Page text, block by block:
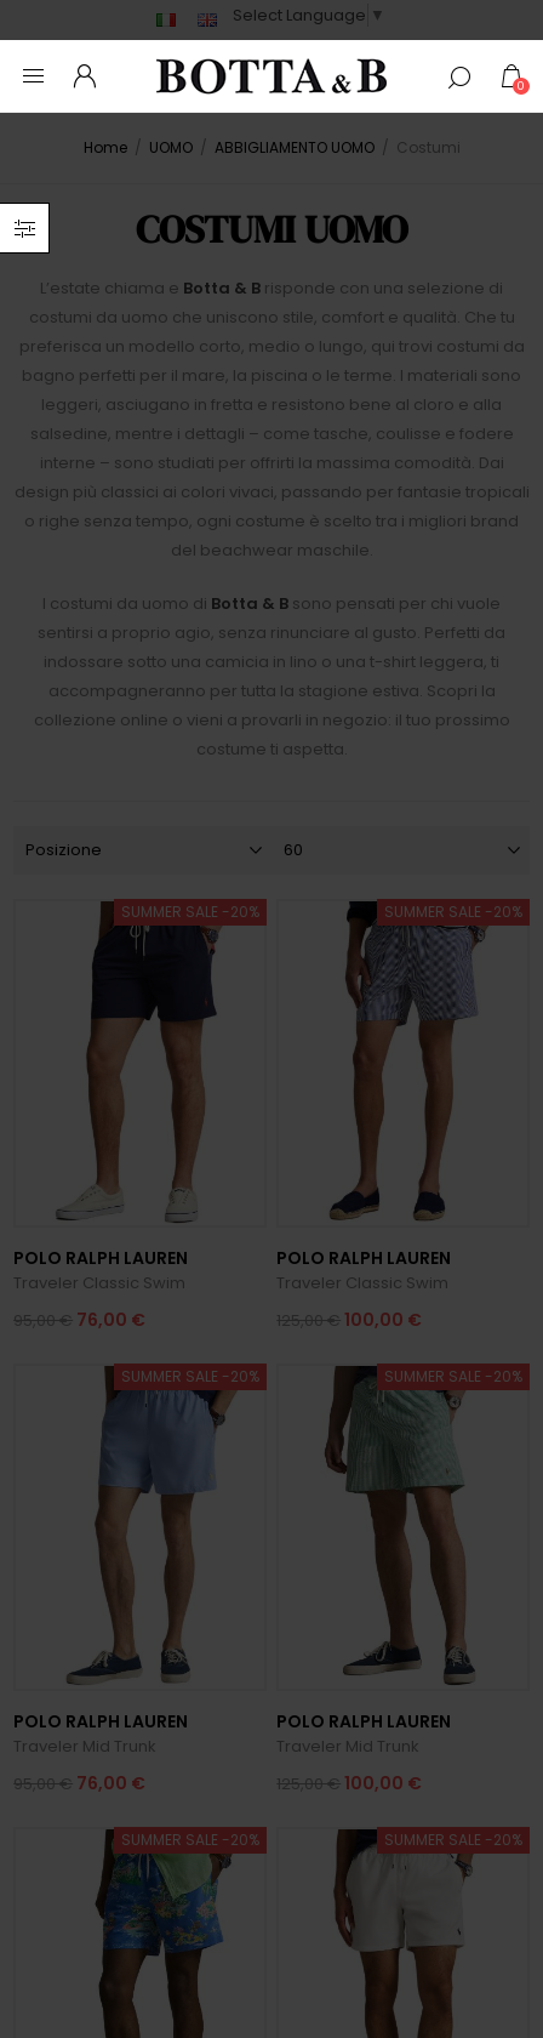
Select Language ▼
0
Home / UOMO / ABBIGLIAMENTO UOMO / Costumi
COSTUMI UOMO
L’estate chiama e Botta & B risponde con una selezione di
costumi da uomo che uniscono stile, comfort e qualità. Che tu
preferisca un modello corto, medio o lungo, qui trovi costumi da
bagno perfetti per il mare, la piscina o le terme. I materiali sono
leggeri, asciugano in fretta e resistono bene al cloro e alla
salsedine, mentre i dettagli – come tasche, coulisse e fodere
interne – sono studiati per offrirti la massima comodità. Dai
design più classici ai colori vivaci, passando per fantasie tropicali
o righe senza tempo, ogni costume è scelto tra i migliori brand
del beachwear maschile.
I costumi da uomo di Botta & B sono pensati per chi vuole
sentirsi a proprio agio, senza rinunciare al gusto. Perfetti da
indossare sotto una camicia in lino o una t-shirt leggera, ti
accompagneranno per tutta la stagione estiva. Scopri la
collezione online o vieni a provarli in negozio: il tuo prossimo
costume ti aspetta.
SUMMER SALE -20%
POLO RALPH LAUREN
Traveler Classic Swim
95,00 € 76,00 €
SUMMER SALE -20%
POLO RALPH LAUREN
Traveler Classic Swim
125,00 € 100,00 €
SUMMER SALE -20%
POLO RALPH LAUREN
Traveler Mid Trunk
95,00 € 76,00 €
SUMMER SALE -20%
POLO RALPH LAUREN
Traveler Mid Trunk
125,00 € 100,00 €
SUMMER SALE -20% SUMMER SALE -20%